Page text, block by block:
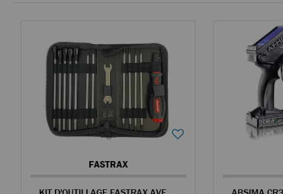
FASTRAX